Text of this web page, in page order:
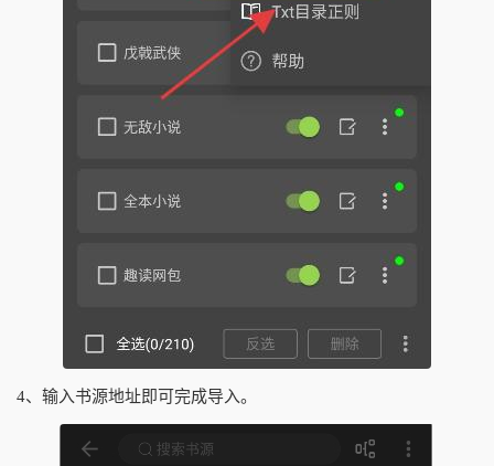
4、输入书源地址即可完成导入。